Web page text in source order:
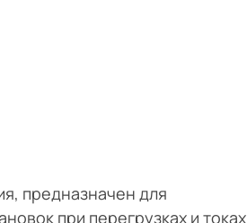
предназначен для
при перегрузках и токах